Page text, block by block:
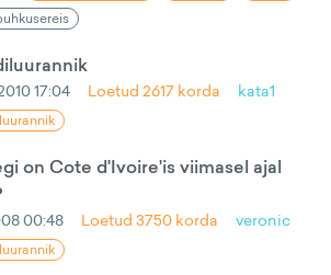
17:04 Loetud 2617 korda kata1
on Cote d'Ivoire'is viimasel ajal
00:48 Loetud 3750 korda veronic